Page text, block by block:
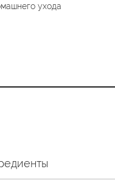
ухода